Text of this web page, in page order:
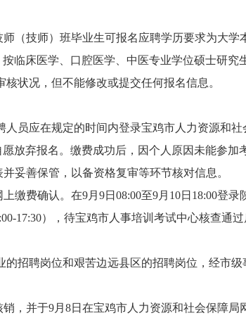
（技师）班毕业生可报名应聘学历要求为大
临床医学、口腔医学、中医专业学位硕士研究
状况，但不能修改或提交任何报名信息。
人员应在规定的时间内登录宝鸡市人力资源和
放弃报名。缴费成功后，因个人原因未能参加
妥善保管，以备资格复审等环节核对信息。
缴费确认。在9月9日08:00至9月10日18:00登
17:30），待宝鸡市人事培训考试中心核查通过
招聘岗位和艰苦边远县区的招聘岗位，经市
，并于9月8日在宝鸡市人力资源和社会保障